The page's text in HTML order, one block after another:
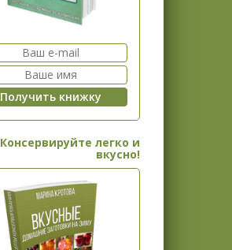
Консервируйте легко и
вкусно!